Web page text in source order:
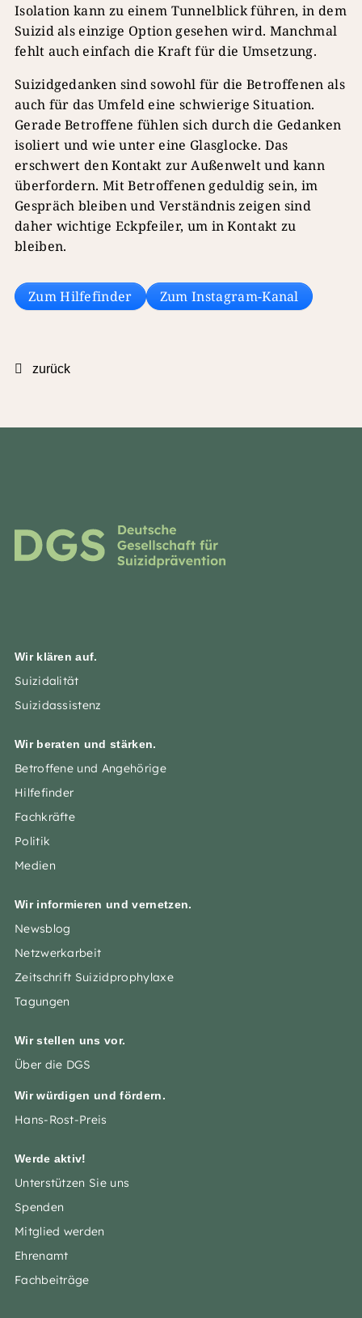
Isolation kann zu einem Tunnelblick führen, in dem
Suizid als einzige Option gesehen wird. Manchmal
fehlt auch einfach die Kraft für die Umsetzung.
Suizidgedanken sind sowohl für die Betroffenen als
auch für das Umfeld eine schwierige Situation.
Gerade Betroffene fühlen sich durch die Gedanken
isoliert und wie unter eine Glasglocke. Das
erschwert den Kontakt zur Außenwelt und kann
überfordern. Mit Betroffenen geduldig sein, im
Gespräch bleiben und Verständnis zeigen sind
daher wichtige Eckpfeiler, um in Kontakt zu
bleiben.
Zum Hilfefinder Zum Instagram-Kanal
zurück
Wir klären auf.
Suizidalität
Suizidassistenz
Wir beraten und stärken.
Betroffene und Angehörige
Hilfefinder
Fachkräfte
Politik
Medien
Wir informieren und vernetzen.
Newsblog
Netzwerkarbeit
Zeitschrift Suizidprophylaxe
Tagungen
Wir stellen uns vor.
Über die DGS
Wir würdigen und fördern.
Hans-Rost-Preis
Werde aktiv!
Unterstützen Sie uns
Spenden
Mitglied werden
Ehrenamt
Fachbeiträge